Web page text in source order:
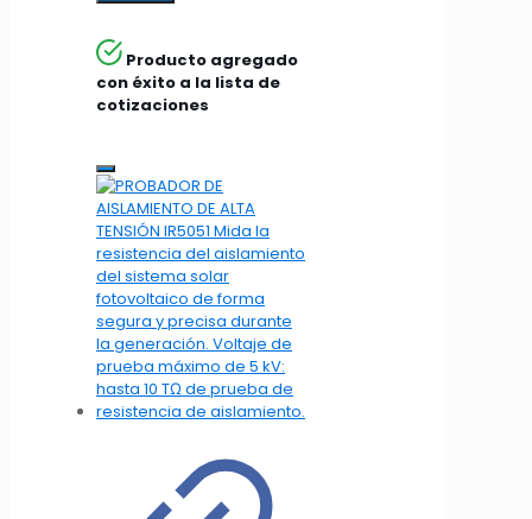
Producto agregado
con éxito a la lista de
cotizaciones